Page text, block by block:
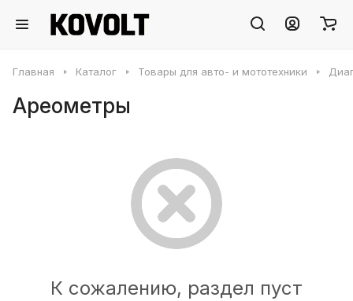
Главная Каталог Товары для авто- и мототехники
Ареометры
К сожалению, раздел пуст